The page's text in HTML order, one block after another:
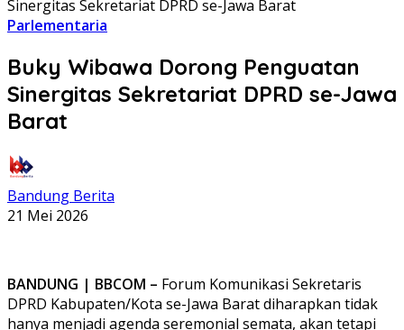
Sinergitas Sekretariat DPRD se-Jawa Barat
Parlementaria
Buky Wibawa Dorong Penguatan
Sinergitas Sekretariat DPRD se-Jawa
Barat
Bandung Berita
21 Mei 2026
BANDUNG | BBCOM – Forum Komunikasi Sekretaris
DPRD Kabupaten/Kota se-Jawa Barat diharapkan tidak
hanya menjadi agenda seremonial semata, akan tetapi